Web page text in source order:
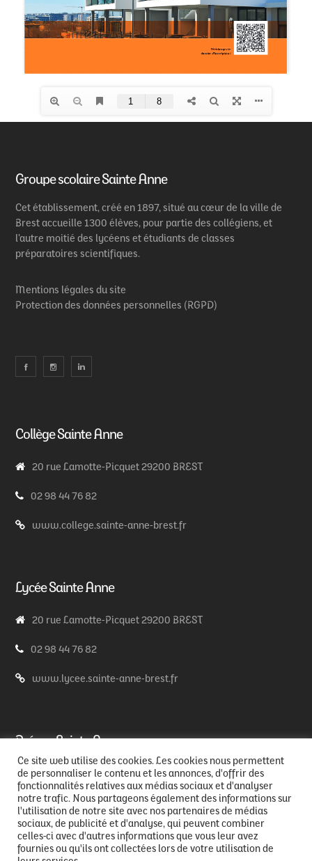
Groupe scolaire Sainte Anne
Cet établissement, créé en 1897, situé au cœur de la ville de
Brest accueille 1300 élèves, pour partie des collégiens, et
l’autre moitié des lycéens et étudiants de classes
préparatoires scientifiques.
Mentions légales du site
Protection des données personnelles (RGPD)
Collège Sainte Anne
20 rue Lamotte-Picquet 29200 BREST
02 98 44 76 82
www.college.sainte-anne-brest.fr
Lycée Sainte Anne
20 rue Lamotte-Picquet 29200 BREST
02 98 44 76 82
www.lycee.sainte-anne-brest.fr
Prépas Sainte Anne
20 rue Lamotte-Picquet 29200 BREST
02 98 44 76 82
www.prepas.sainte-anne-brest.fr
Ce site web utilise des cookies. Les cookies nous permettent
de personnaliser le contenu et les annonces, d'offrir des
fonctionnalités relatives aux médias sociaux et d'analyser
notre trafic. Nous partageons également des informations sur
l'utilisation de notre site avec nos partenaires de médias
sociaux, de publicité et d'analyse, qui peuvent combiner
celles-ci avec d'autres informations que vous leur avez
fournies ou qu'ils ont collectées lors de votre utilisation de